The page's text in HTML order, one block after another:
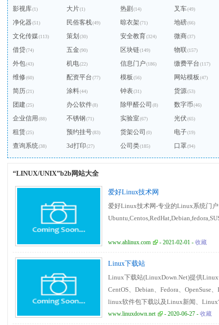
影视库(1) 大片(1) 热剧 (14) 叉车(49)
净化器(51) 民俗客栈(49) 晾衣架(71) 地磅(66)
文化传媒(113) 策划 (30) 安全教育(324) 微商(37)
借贷(74) 五金(90) 区块链(149) 物联(157)
外包(43) 机电(22) 信息门户(186) 缴费平台(117)
维修(60) 配资平台(77) 模板(56) 网站模板(47)
简历(21) 涂料(44) 钟表(31) 货源(53)
团建(25) 办公软件(8) 除甲醛公司 (8) 数字币(46)
企业信用 (88) 不锈钢(71) 实验室(67) 光伏(65)
租赁(25) 预约挂号(83) 货架公司 (0) 电子(19)
查询系统(38) 3d打印(27) 公司类(185) 口罩(94)
“LINUX/UNIX”b2b网站大全
爱好Linux技术网
爱好Linux技术网-专业的Linux系统门
www.ahlinux.com - 2021-02-01 - 收藏
Linux下载站
Linux下载站(LinuxDown.Net)提供
CentOS、Debian、Fedora、
linux软件包下载以及Linux新闻、Linux
www.linuxdown.net - 2020-06-27 - 收藏